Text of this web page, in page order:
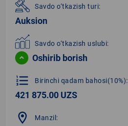
Savdo o‘tkazish turi:
Auksion
Savdo o‘tkazish uslubi:
Oshirib borish
format_list_numbered Birinchi qadam bahosi(10%):
421 875.00 UZS
location_on Manzil: